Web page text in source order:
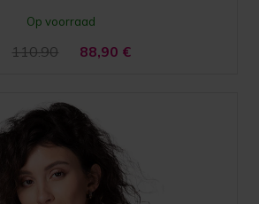
Op voorraad
110.90 88,90 €